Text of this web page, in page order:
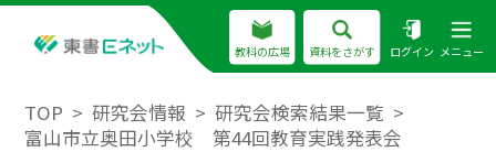
教科の広場 資料をさがす ログイン メニュー
TOP 研究会情報
研究会検索結果一覧
富山市立奥田小学校 第44回教育実践発表会